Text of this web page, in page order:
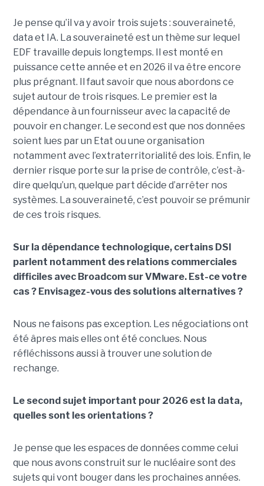
Je pense qu’il va y avoir trois sujets : souveraineté,
data et IA. La souveraineté est un thème sur lequel
EDF travaille depuis longtemps. Il est monté en
puissance cette année et en 2026 il va être encore
plus prégnant. Il faut savoir que nous abordons ce
sujet autour de trois risques. Le premier est la
dépendance à un fournisseur avec la capacité de
pouvoir en changer. Le second est que nos données
soient lues par un Etat ou une organisation
notamment avec l’extraterritorialité des lois. Enfin, le
dernier risque porte sur la prise de contrôle, c’est-à-
dire quelqu’un, quelque part décide d’arrêter nos
systèmes. La souveraineté, c’est pouvoir se prémunir
de ces trois risques.
Sur la dépendance technologique, certains DSI
parlent notamment des relations commerciales
difficiles avec Broadcom sur VMware. Est-ce votre
cas ? Envisagez-vous des solutions alternatives ?
Nous ne faisons pas exception. Les négociations ont
été âpres mais elles ont été conclues. Nous
réfléchissons aussi à trouver une solution de
rechange.
Le second sujet important pour 2026 est la data,
quelles sont les orientations ?
Je pense que les espaces de données comme celui
que nous avons construit sur le nucléaire sont des
sujets qui vont bouger dans les prochaines années.